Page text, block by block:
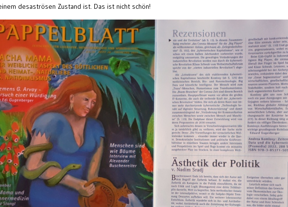
desaströsen Zustand ist. Das ist nicht schön!